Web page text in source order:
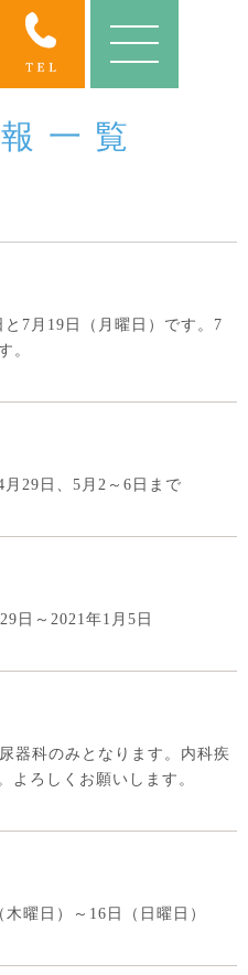
一覧
7月19日（月曜日）です。7
。
29日、5月2～6日まで
日～2021年1月5日
器科のみとなります。内科疾
よろしくお願いします。
曜日）～16日（日曜日）